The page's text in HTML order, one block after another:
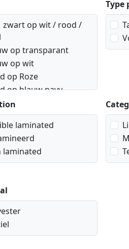
zwart op wit / rood /
op transparant
op wit
op Roze
op blauw navy
op rood wein
op wit
op zwart
op transparant
op wit
transparant
zwart
op blauw
op geel
Type
laminated
laminated